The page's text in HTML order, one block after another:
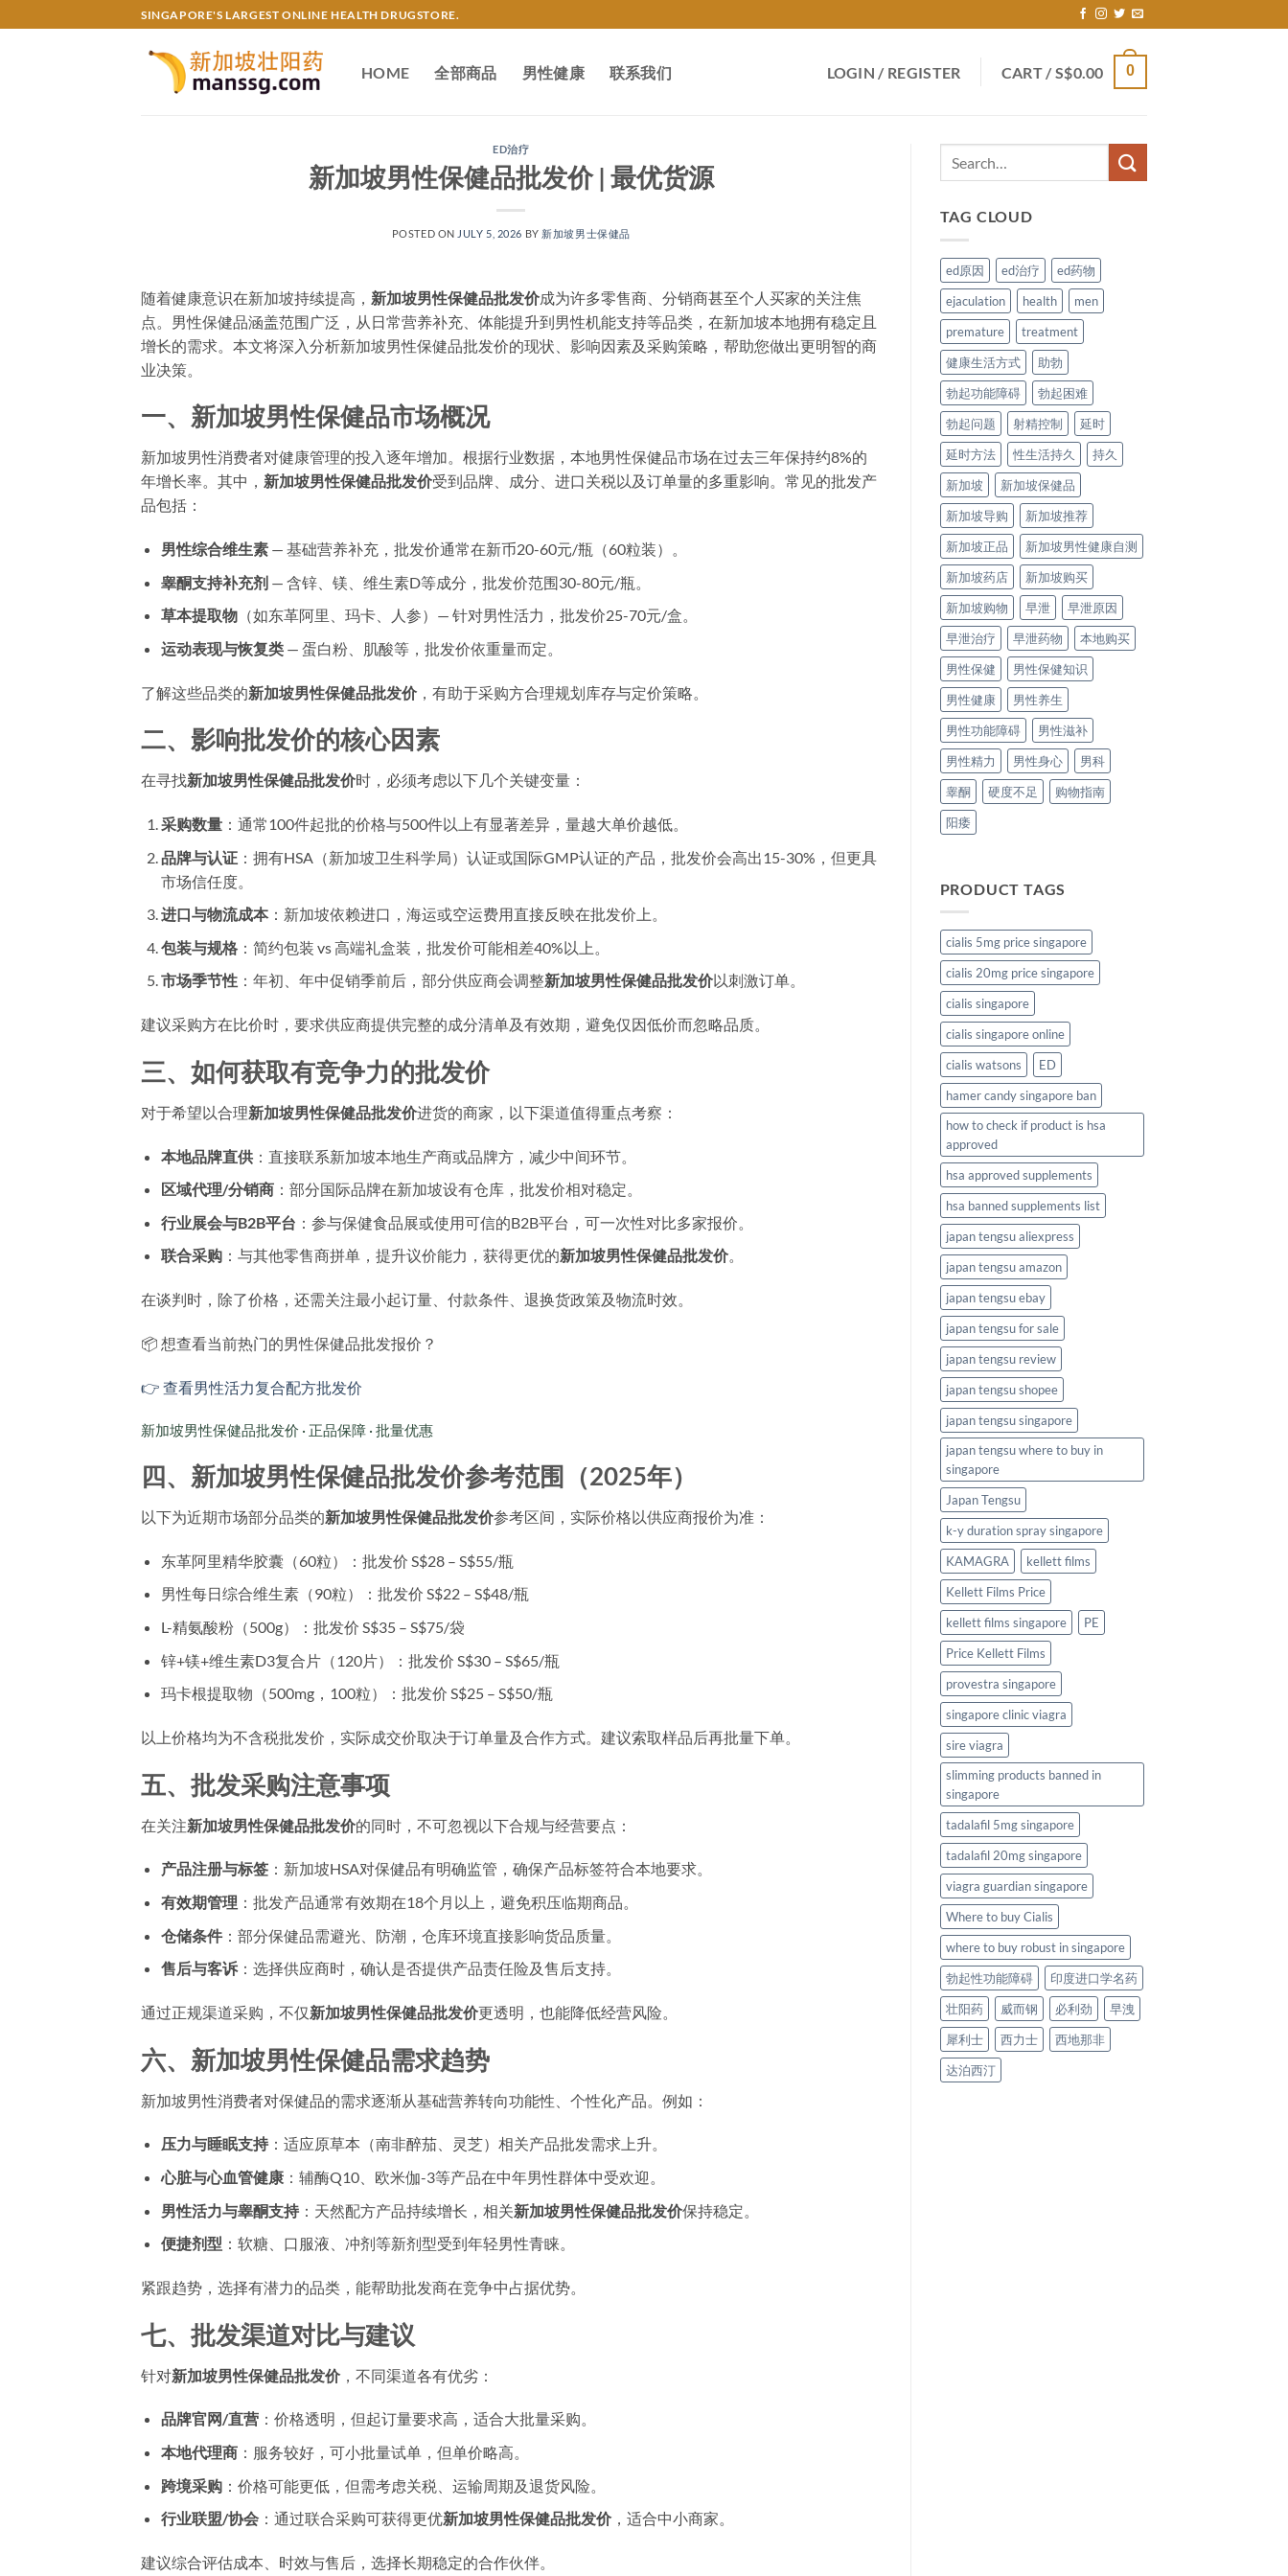
to
SINGAPORE'S LARGEST ONLINE HEALTH DRUGSTORE.
HOME 全部商品 男性健康 联系我们 LOGIN / REGISTER CART /S$0.00 0
ED治疗
新加坡男性保健品批发价 | 最优货源
POSTED ON JULY 5, 2026 BY 新加坡男士保健品
随着健康意识在新加坡持续提高， 新加坡男性保健品批发价成为许多零售商、分销商甚至个人买家的关注焦
点。男性保健品涵盖范围广泛，从日常营养补充、体能提升到男性机能支持等品类，在新加坡本地拥有稳定且
增长的需求。本文将深入分析新加坡男性保健品批发价的现状、影响因素及采购策略，帮助您做出更明智的商
业决策。
一、新加坡男性保健品市场概况
新加坡男性消费者对健康管理的投入逐年增加。根据行业数据，本地男性保健品市场在过去三年保持约8%的
年增长率。其中， 新加坡男性保健品批发价受到品牌、成分、进口关税以及订单量的多重影响。常见的批发产
品包括：
男性综合维生素— 基础营养补充，批发价通常在新币20-60元/瓶（60粒装）。
睾酮支持补充剂— 含锌、镁、维生素D等成分，批发价范围30-80元/瓶。
草本提取物（如东革阿里、玛卡、人参）— 针对男性活力，批发价25-70元/盒。
运动表现与恢复类— 蛋白粉、肌酸等，批发价依重量而定。
了解这些品类的新加坡男性保健品批发价，有助于采购方合理规划库存与定价策略。
二、影响批发价的核心因素
在寻找新加坡男性保健品批发价时，必须考虑以下几个关键变量：
采购数量：通常100件起批的价格与500件以上有显著差异，量越大单价越低。
品牌与认证：拥有HSA（新加坡卫生科学局）认证或国际GMP认证的产品，批发价会高出15-30%，但更具
市场信任度。
进口与物流成本：新加坡依赖进口，海运或空运费用直接反映在批发价上。
包装与规格：简约包装 vs 高端礼盒装，批发价可能相差40%以上。
市场季节性：年初、年中促销季前后，部分供应商会调整新加坡男性保健品批发价以刺激订单。
建议采购方在比价时，要求供应商提供完整的成分清单及有效期，避免仅因低价而忽略品质。
三、如何获取有竞争力的批发价
对于希望以合理新加坡男性保健品批发价进货的商家，以下渠道值得重点考察：
本地品牌直供：直接联系新加坡本地生产商或品牌方，减少中间环节。
区域代理/分销商：部分国际品牌在新加坡设有仓库，批发价相对稳定。
行业展会与B2B平台 ：参与保健食品展或使用可信的B2B平台，可一次性对比多家报价。
联合采购：与其他零售商拼单，提升议价能力，获得更优的新加坡男性保健品批发价。
在谈判时，除了价格，还需关注最小起订量、付款条件、退换货政策及物流时效。
📦 想查看当前热门的男性保健品批发报价？
👉 查看男性活力复合配方批发价
新加坡男性保健品批发价 · 正品保障 · 批量优惠
四、新加坡男性保健品批发价参考范围（2025年）
以下为近期市场部分品类的新加坡男性保健品批发价参考区间，实际价格以供应商报价为准：
东革阿里精华胶囊（60粒）
：批发价 S$28 – S$55/瓶
男性每日综合维生素（90粒）
：批发价 S$22 – S$48/瓶
L-精氨酸粉（500g）
：批发价 S$35 – S$75/袋
锌+镁+维生素D3复合片（120片）
：批发价 S$30 – S$65/瓶
玛卡根提取物（500mg，100粒）
：批发价 S$25 – S$50/瓶
以上价格均为不含税批发价，实际成交价取决于订单量及合作方式。建议索取样品后再批量下单。
五、批发采购注意事项
在关注新加坡男性保健品批发价的同时，不可忽视以下合规与经营要点：
产品注册与标签：新加坡HSA对保健品有明确监管，确保产品标签符合本地要求。
有效期管理 ：批发产品通常有效期在18个月以上，避免积压临期商品。
仓储条件：部分保健品需避光、防潮，仓库环境直接影响货品质量。
售后与客诉：选择供应商时，确认是否提供产品责任险及售后支持。
通过正规渠道采购，不仅新加坡男性保健品批发价更透明，也能降低经营风险。
六、新加坡男性保健品需求趋势
新加坡男性消费者对保健品的需求逐渐从基础营养转向功能性、个性化产品。例如：
压力与睡眠支持：适应原草本（南非醉茄、灵芝）相关产品批发需求上升。
心脏与心血管健康：辅酶Q10、欧米伽-3等产品在中年男性群体中受欢迎。
男性活力与睾酮支持：天然配方产品持续增长，相关新加坡男性保健品批发价保持稳定。
便捷剂型 ：软糖、口服液、冲剂等新剂型受到年轻男性青睐。
紧跟趋势，选择有潜力的品类，能帮助批发商在竞争中占据优势。
七、批发渠道对比与建议
针对新加坡男性保健品批发价，不同渠道各有优劣：
品牌官网/直营：价格透明，但起订量要求高，适合大批量采购。
本地代理商：服务较好，可小批量试单，但单价略高。
跨境采购：价格可能更低，但需考虑关税、运输周期及退货风险。
行业联盟/协会：通过联合采购可获得更优新加坡男性保健品批发价，适合中小商家。
建议综合评估成本、时效与售后，选择长期稳定的合作伙伴。
TAG CLOUD
ed原因 ed治疗
ed药物
ejaculation
health
men
premature
treatment
健康生活方式
助勃
勃起功能障碍
勃起困难
勃起问题
射精控制
延时
延时方法
性生活持久
持久
新加坡
新加坡保健品
新加坡导购
新加坡推荐
新加坡正品
新加坡男性健康自测
新加坡药店
新加坡购买
新加坡购物
早泄
早泄原因
早泄治疗
早泄药物
本地购买
男性保健
男性保健知识
男性健康
男性养生
男性功能障碍
男性滋补
男性精力
男性身心
男科
睾酮
硬度不足
购物指南
阳痿
PRODUCT TAGS
cialis 5mg price singapore
cialis 20mg price singapore
cialis singapore
cialis singapore online
cialis watsons
ED
hamer candy singapore ban
how to check if product is hsa
approved
hsa approved supplements
hsa banned supplements list
japan tengsu aliexpress
japan tengsu amazon
japan tengsu ebay
japan tengsu for sale
japan tengsu review
japan tengsu shopee
japan tengsu singapore
japan tengsu where to buy in
singapore
Japan Tengsu
k-y duration spray singapore
KAMAGRA
kellett films
Kellett Films Price
kellett films singapore
PE
Price Kellett Films
provestra singapore
singapore clinic viagra
sire viagra
slimming products banned in
singapore
tadalafil 5mg singapore
tadalafil 20mg singapore
viagra guardian singapore
Where to buy Cialis
where to buy robust in singapore
勃起性功能障碍
印度进口学名药
壮阳药
威而钢 必利劲
早洩
犀利士
西力士
西地那非
达泊西汀